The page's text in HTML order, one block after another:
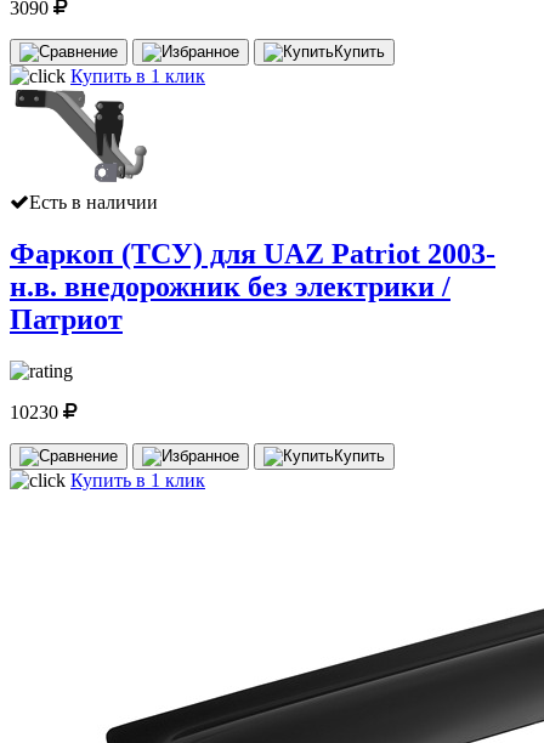
3090
Купить
Купить в 1 клик
Есть в наличии
Фаркоп (ТСУ) для UAZ Patriot 2003-
н.в. внедорожник без электрики /
Патриот
10230
Купить
Купить в 1 клик